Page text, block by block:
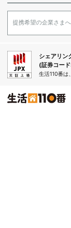
提携希望の企業さまへ
シェアリン
(証券コー
生活110番は